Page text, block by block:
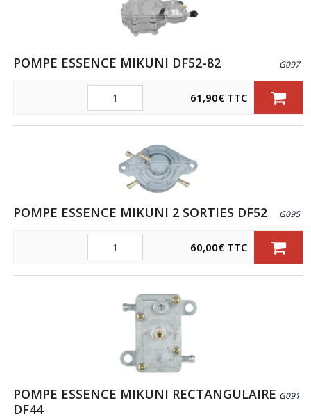
POMPE ESSENCE MIKUNI DF52-82 G097
Quantité 61,90€ TTC
POMPE ESSENCE MIKUNI 2 SORTIES DF52 G095
Quantité 60,00€ TTC
POMPE ESSENCE MIKUNI RECTANGULAIRE
DF44
G091